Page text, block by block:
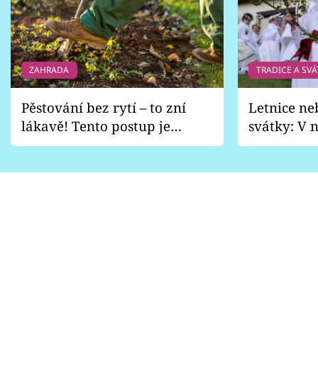
ZAHRADA
Pěstování bez rytí – to zní
lákavě! Tento postup je
vhodný jen pro některé
TRADICE A
Letnice
svátky: V
pondělí